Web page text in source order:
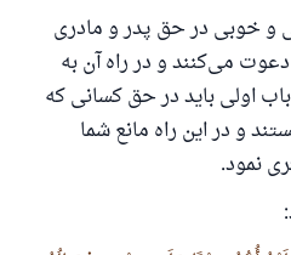
و خوبی در حق پدر و مادری
می‌کنند و در راه آن به
اولی باید در حق کسانی که
و در این راه مانع شما
نمود.